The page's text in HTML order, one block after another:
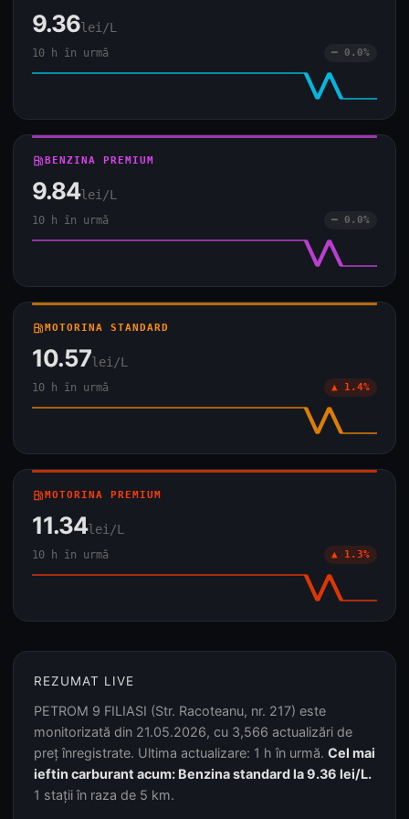
9.36lei/L
10 h în urmă ━ 0.0%
local_gas_stationBENZINA PREMIUM
9.84lei/L
10 h în urmă ━ 0.0%
local_gas_stationMOTORINA STANDARD
10.57lei/L
10 h în urmă ▲ 1.4%
local_gas_stationMOTORINA PREMIUM
11.34lei/L
10 h în urmă ▲ 1.3%
REZUMAT LIVE
PETROM 9 FILIASI (Str. Racoteanu, nr. 217) este
monitorizată din 21.05.2026, cu 3,566 actualizări de
preț înregistrate. Ultima actualizare: 1 h în urmă. Cel mai
ieftin carburant acum: Benzina standard la 9.36 lei/L.
1 stații în raza de 5 km.